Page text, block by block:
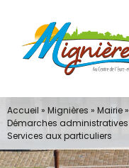
contenu
Accueil » Mignières » Mairie»
Démarches
Services aux particuliers